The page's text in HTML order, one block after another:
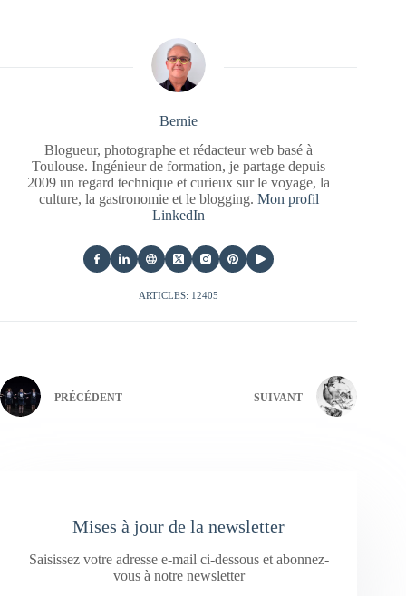
Bernie
Blogueur, photographe et rédacteur web basé à
Toulouse. Ingénieur de formation, je partage depuis
2009 un regard technique et curieux sur le voyage, la
culture, la gastronomie et le blogging. Mon profil
LinkedIn
ARTICLES: 12405
PRÉCÉDENT SUIVANT
Mises à jour de la newsletter
Saisissez votre adresse e-mail ci-dessous et abonnez-
vous à notre newsletter